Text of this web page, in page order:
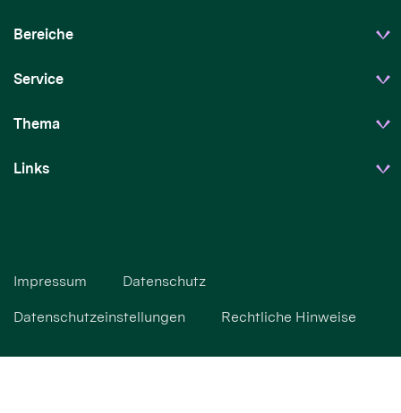
Bereiche
Service
Thema
Links
Impressum Datenschutz
Datenschutzeinstellungen Rechtliche Hinweise